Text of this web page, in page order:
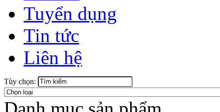
Tuyển dụng
Tin tức
Liên hệ
Tùy chọn: